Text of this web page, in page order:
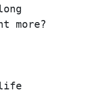
more?
life